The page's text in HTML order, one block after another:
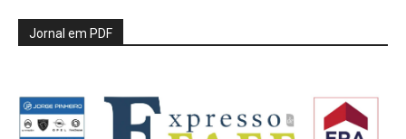
Jornal em PDF